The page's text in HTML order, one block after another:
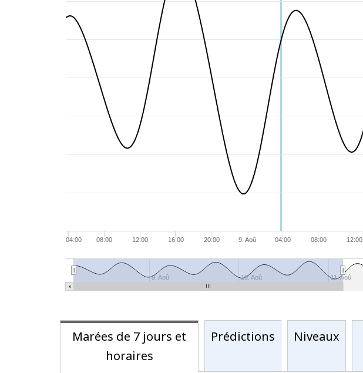
04:00 08:00 12:00 16:00 20:00 9. Aoû 04:00 08:00 12:00
9. Aoû 10. Aoû 11. Aoû
Marées de 7 jours et
horaires
Prédictions Niveaux